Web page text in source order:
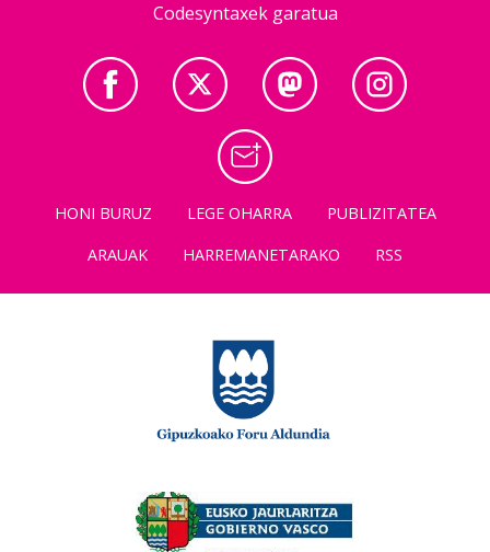
Codesyntaxek garatua
HONI BURUZ LEGE OHARRA
PUBLIZITATEA
ARAUAK
HARREMANETARAKO RSS